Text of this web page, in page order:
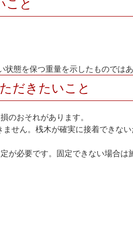
こと
態を保つ重量を示したものではあ
だきたいこと
のおそれがあります。
せん。桟木が確実に接着できな
が必要です。固定できない場合は